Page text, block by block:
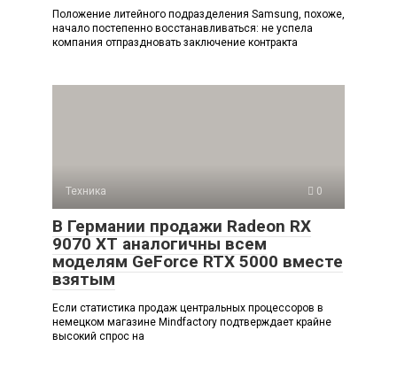
Положение литейного подразделения Samsung, похоже,
начало постепенно восстанавливаться: не успела
компания отпраздновать заключение контракта
Техника 0
В Германии продажи Radeon RX
9070 XT аналогичны всем
моделям GeForce RTX 5000 вместе
взятым
Если статистика продаж центральных процессоров в
немецком магазине Mindfactory подтверждает крайне
высокий спрос на